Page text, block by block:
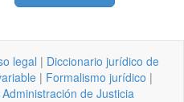
legal | Diccionario jurídico de
| Formalismo jurídico |
de Justicia